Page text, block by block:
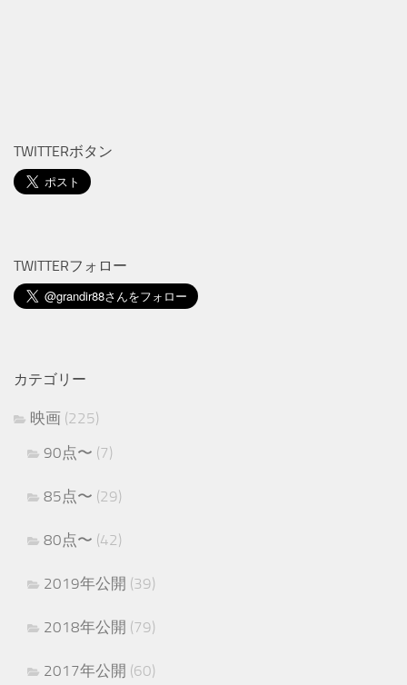
TWITTERボタン
TWITTERフォロー
カテゴリー
映画 (225)
90点〜 (7)
85点〜 (29)
80点〜 (42)
2019年公開 (39)
2018年公開 (79)
2017年公開 (60)